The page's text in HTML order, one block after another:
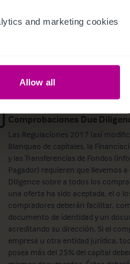
and marketing cookies
Allow all
Comprobaciones Due
Las Regulaciones 2017 (así
Blanqueo de capitales, la
y las Transferencias de Fondos
Pagador) requieren que llevemos
Diligence sobre a todos los
una oferta ha sido aceptada, el o
compradores deberán facilitar,
documento de identidad y un
acreditando su dirección. Si el
empresa u otra entidad jurídica,
posea más del 25% del capital